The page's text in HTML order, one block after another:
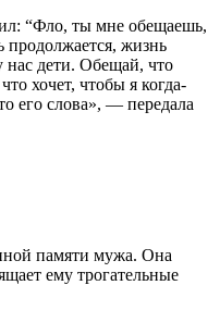
“Фло, ты мне обещаешь,
продолжается, жизнь
нас дети. Обещай, что
хочет, чтобы я когда-
его слова», — передала
памяти мужа. Она
ему трогательные